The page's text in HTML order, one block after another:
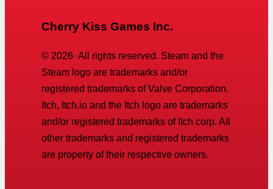
Cherry Kiss Games Inc.
© 2026· All rights reserved. Steam and the
Steam logo are trademarks and/or
registered trademarks of Valve Corporation.
Itch, Itch.io and the Itch logo are trademarks
and/or registered trademarks of Itch corp. All
other trademarks and registered trademarks
are property of their respective owners.